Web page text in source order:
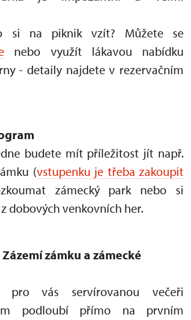
si na piknik vzít? Můžete se
nebo využít lákavou nabídku
- detaily najdete v rezervačním
budete mít příležitost jít např.
(vstupenku je třeba zakoupit
zámecký park nebo si
dobových venkovních her.
Zázemí zámku a zámecké
pro vás servírovanou večeři
podloubí přímo na prvním